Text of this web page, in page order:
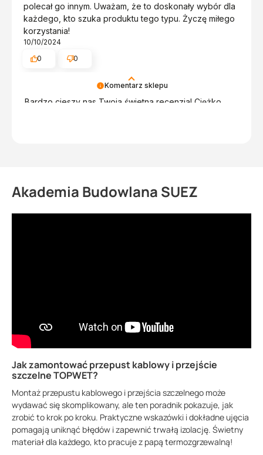
Komentarz sklepu
Bardzo cieszy nas Twoja świetna recenzja! Ciężko
polecał go innym. Uważam, że to doskonały wybór dla
każdego, kto szuka produktu tego typu. Życzę miłego
korzystania!
10/10/2024
0
0
Akademia Budowlana SUEZ
Jak zamontować przepust kablowy i przejście
szczelne TOPWET?
Montaż przepustu kablowego i przejścia szczelnego może
wydawać się skomplikowany, ale ten poradnik pokazuje, jak
zrobić to krok po kroku. Praktyczne wskazówki i dokładne ujęcia
pomagają uniknąć błędów i zapewnić trwałą izolację. Świetny
materiał dla każdego, kto pracuje z papą termozgrzewalną!